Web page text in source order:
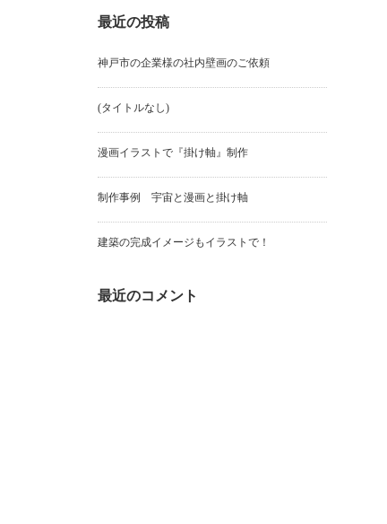
最近の投稿
神戸市の企業様の社内壁画のご依頼
(タイトルなし)
漫画イラストで『掛け軸』制作
制作事例 宇宙と漫画と掛け軸
建築の完成イメージもイラストで！
最近のコメント